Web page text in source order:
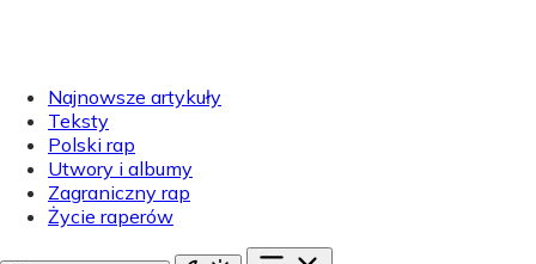
Najnowsze artykuły
Teksty
Polski rap
Utwory i albumy
Zagraniczny rap
Życie raperów